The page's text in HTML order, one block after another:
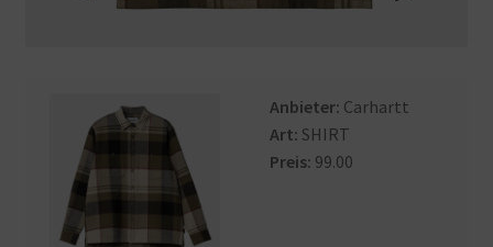
Anbieter: Carhartt
Art: SHIRT
Preis: 99.00